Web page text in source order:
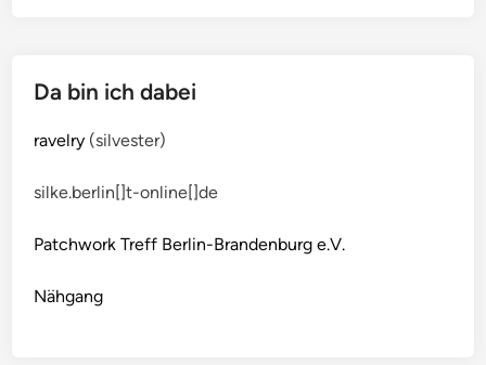
Da bin ich dabei
ravelry (silvester)
silke.berlin[]t-online[]de
Patchwork Treff Berlin-Brandenburg e.V.
Nähgang